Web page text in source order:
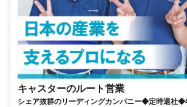
キャスターのルート営業
シェア抜群のリーディングカンパニー◆定時退社◆